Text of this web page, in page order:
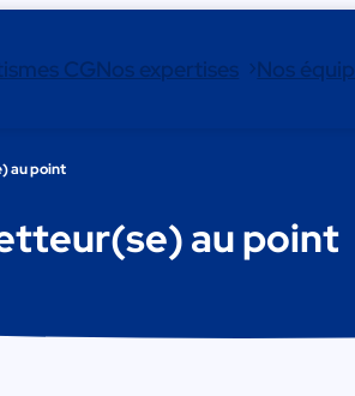
CGNos expertises Nos
au point
au point